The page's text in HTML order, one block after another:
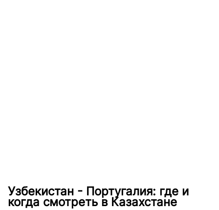
Узбекистан - Португалия: где и
когда смотреть в Казахстане